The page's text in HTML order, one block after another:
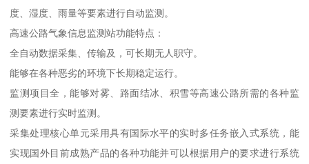
度、湿度、雨量等要素进行自动监测。
高速公路气象信息监测站功能特点：
全自动数据采集、传输及，可长期无人职守。
能够在各种恶劣的环境下长期稳定运行。
监测项目全，能够对雾、路面结冰、积雪等高速公路所需的各种监
测要素进行实时监测。
采集处理核心单元采用具有国际水平的实时多任务嵌入式系统，能
实现国外目前成熟产品的各种功能并可以根据用户的要求进行系统